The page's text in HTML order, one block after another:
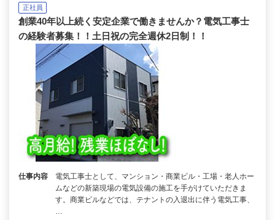
正社員
創業40年以上続く安定企業で働きませんか？電気工事士
の経験者募集！！土日祝の完全週休2日制！！
仕事内容
電気工事士として、マンション・商業ビル・工場・老人ホー
ムなどの新築現場の電気設備の施工を手がけていただきま
す。商業ビルなどでは、テナントの入退出に伴う電気工事、
…